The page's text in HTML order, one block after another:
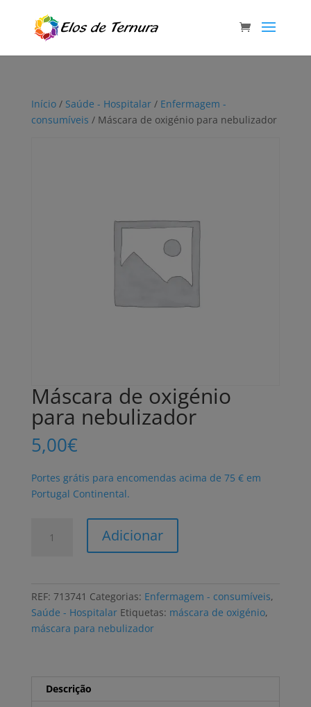
Início/ Saúde - Hospitalar/ Enfermagem -
consumíveis / Máscara de oxigénio para nebulizador
Máscara de oxigénio
para nebulizador
5,00€
Portes grátis para encomendas acima de 75 € em
Portugal Continental.
para
nebulizador
Adicionar
REF: 713741 Categorias: Enfermagem - consumíveis,
Saúde - Hospitalar Etiquetas: máscara de oxigénio,
máscara para nebulizador
Descrição